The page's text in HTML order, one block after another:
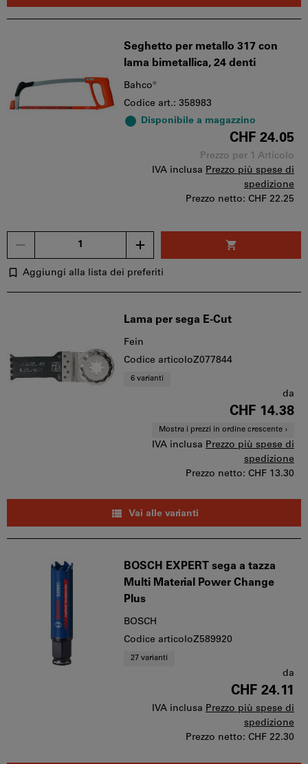
Seghetto per metallo 317 con
lama bimetallica, 24 denti
Bahco®
Codice art.: 358983
Disponibile a magazzino
CHF 24.05
Prezzo per 1 Articolo
IVA inclusa Prezzo più spese di
spedizione
Prezzo netto: CHF 22.25
Aggiungi alla lista dei preferiti
Lama per sega E-Cut
Fein
Codice articoloZ077844
6 varianti
da
CHF 14.38
Mostra i prezzi in ordine crescente
IVA inclusa Prezzo più spese di
spedizione
Prezzo netto: CHF 13.30
Vai alle varianti
BOSCH EXPERT sega a tazza
Multi Material Power Change
Plus
BOSCH
Codice articoloZ589920
27 varianti
da
CHF 24.11
IVA inclusa Prezzo più spese di
spedizione
Prezzo netto: CHF 22.30